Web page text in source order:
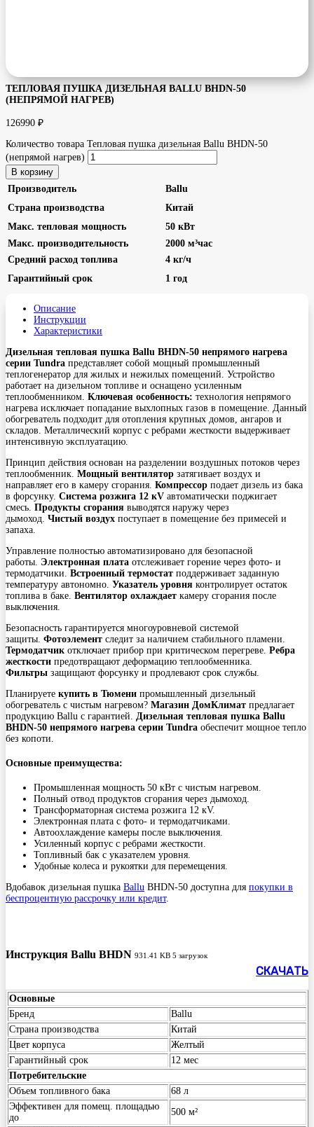
ТЕПЛОВАЯ ПУШКА ДИЗЕЛЬНАЯ BALLU BHDN-50
(НЕПРЯМОЙ НАГРЕВ)
126990 ₽
Количество товара Тепловая пушка дизельная Ballu BHDN-50
(непрямой нагрев)
В корзину
Производитель
Ballu
Страна производства
Китай
Макс. тепловая мощность
50 кВт
Макс. производительность
2000 м³час
Средний расход топлива
4 кг/ч
Гарантийный срок
1 год
Описание
Инструкции
Характеристики
Дизельная тепловая пушка Ballu BHDN-50 непрямого нагрева
серии Tundra представляет собой мощный промышленный
теплогенератор для жилых и нежилых помещений. Устройство
работает на дизельном топливе и оснащено усиленным
теплообменником. Ключевая особенность: технология непрямого
нагрева исключает попадание выхлопных газов в помещение. Данный
обогреватель подходит для отопления крупных домов, ангаров и
складов. Металлический корпус с ребрами жесткости выдерживает
интенсивную эксплуатацию.
Принцип действия основан на разделении воздушных потоков через
теплообменник. Мощный вентилятор затягивает воздух и
направляет его в камеру сгорания. Компрессор подает дизель из бака
в форсунку. Система розжига 12 кV автоматически поджигает
смесь. Продукты сгорания выводятся наружу через
дымоход. Чистый воздух поступает в помещение без примесей и
запаха.
Управление полностью автоматизировано для безопасной
работы. Электронная плата отслеживает горение через фото- и
термодатчики. Встроенный термостат поддерживает заданную
температуру автономно. Указатель уровня контролирует остаток
топлива в баке. Вентилятор охлаждает камеру сгорания после
выключения.
Безопасность гарантируется многоуровневой системой
защиты. Фотоэлемент следит за наличием стабильного пламени.
Термодатчик отключает прибор при критическом перегреве. Ребра
жесткости предотвращают деформацию теплообменника.
Фильтры защищают форсунку и продлевают срок службы.
Планируете купить в Тюмени промышленный дизельный
обогреватель с чистым нагревом? Магазин ДомКлимат предлагает
продукцию Ballu с гарантией. Дизельная тепловая пушка Ballu
BHDN-50 непрямого нагрева серии Tundra обеспечит мощное тепло
без копоти.
Основные преимущества:
Промышленная мощность 50 кВт с чистым нагревом.
Полный отвод продуктов сгорания через дымоход.
Трансформаторная система розжига 12 кV.
Электронная плата с фото- и термодатчиками.
Автоохлаждение камеры после выключения.
Усиленный корпус с ребрами жесткости.
Топливный бак с указателем уровня.
Удобные колеса и рукоятки для перемещения.
Вдобавок дизельная пушка Ballu BHDN-50 доступна для покупки в
беспроцентную рассрочку или кредит.
Инструкция Ballu BHDN 931.41 KB 5 загрузок
СКАЧАТЬ
Основные
Бренд
Ballu
Страна производства
Китай
Цвет корпуса
Желтый
Гарантийный срок
12 мес
Потребительские
Объем топливного бака
68 л
Эффективен для помещ. площадью
до
500 м²